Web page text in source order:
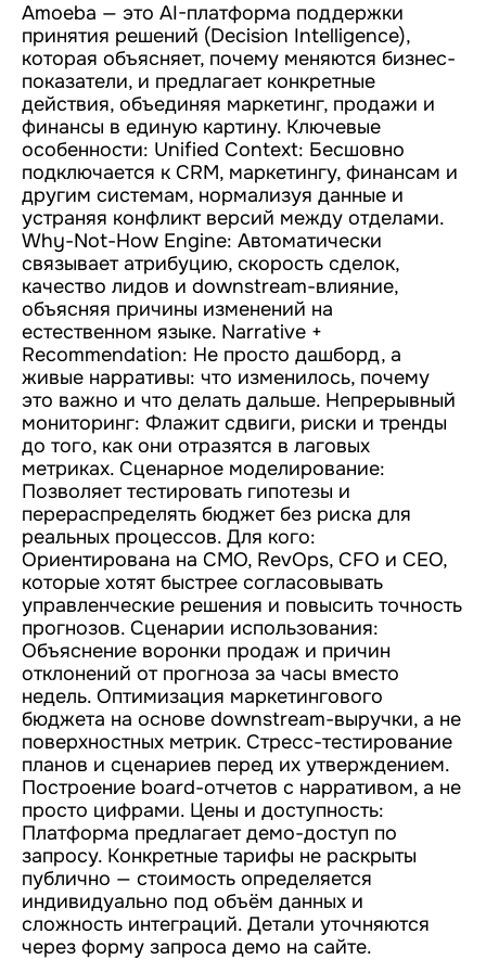
Amoeba — это AI-платформа поддержки
принятия решений (Decision Intelligence),
которая объясняет, почему меняются бизнес-
показатели, и предлагает конкретные
действия, объединяя маркетинг, продажи и
финансы в единую картину. Ключевые
особенности: Unified Context: Бесшовно
подключается к CRM, маркетингу, финансам и
другим системам, нормализуя данные и
устраняя конфликт версий между отделами.
Why-Not-How Engine: Автоматически
связывает атрибуцию, скорость сделок,
качество лидов и downstream-влияние,
объясняя причины изменений на
естественном языке. Narrative +
Recommendation: Не просто дашборд, а
живые нарративы: что изменилось, почему
это важно и что делать дальше. Непрерывный
мониторинг: Флажит сдвиги, риски и тренды
до того, как они отразятся в лаговых
метриках. Сценарное моделирование:
Позволяет тестировать гипотезы и
перераспределять бюджет без риска для
реальных процессов. Для кого:
Ориентирована на CMO, RevOps, CFO и CEO,
которые хотят быстрее согласовывать
управленческие решения и повысить точность
прогнозов. Сценарии использования:
Объяснение воронки продаж и причин
отклонений от прогноза за часы вместо
недель. Оптимизация маркетингового
бюджета на основе downstream-выручки, а не
поверхностных метрик. Стресс-тестирование
планов и сценариев перед их утверждением.
Построение board-отчетов с нарративом, а не
просто цифрами. Цены и доступность:
Платформа предлагает демо-доступ по
запросу. Конкретные тарифы не раскрыты
публично — стоимость определяется
индивидуально под объём данных и
сложность интеграций. Детали уточняются
через форму запроса демо на сайте.